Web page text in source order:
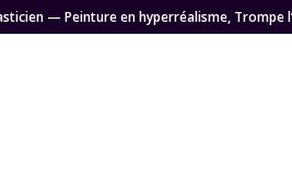
— Peinture en hyperréalisme,